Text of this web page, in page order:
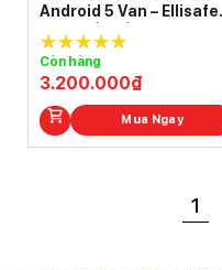
Android 5 Van – Ellisafe
ADI5 Kết Nối USB
3.200.000₫
5.0out of
5
Còn hàng
Mua Ngay
1